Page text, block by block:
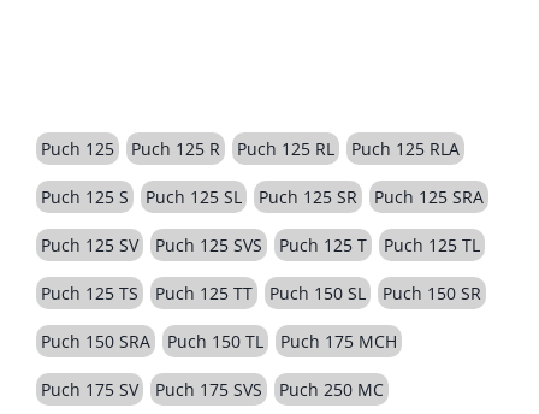
Puch 125 Puch 125 R Puch 125 RL Puch 125 RLA
Puch 125 S Puch 125 SL Puch 125 SR Puch 125 SRA
Puch 125 SV Puch 125 SVS Puch 125 T Puch 125 TL
Puch 125 TS Puch 125 TT Puch 150 SL Puch 150 SR
Puch 150 SRA Puch 150 TL Puch 175 MCH
Puch 175 SV Puch 175 SVS Puch 250 MC